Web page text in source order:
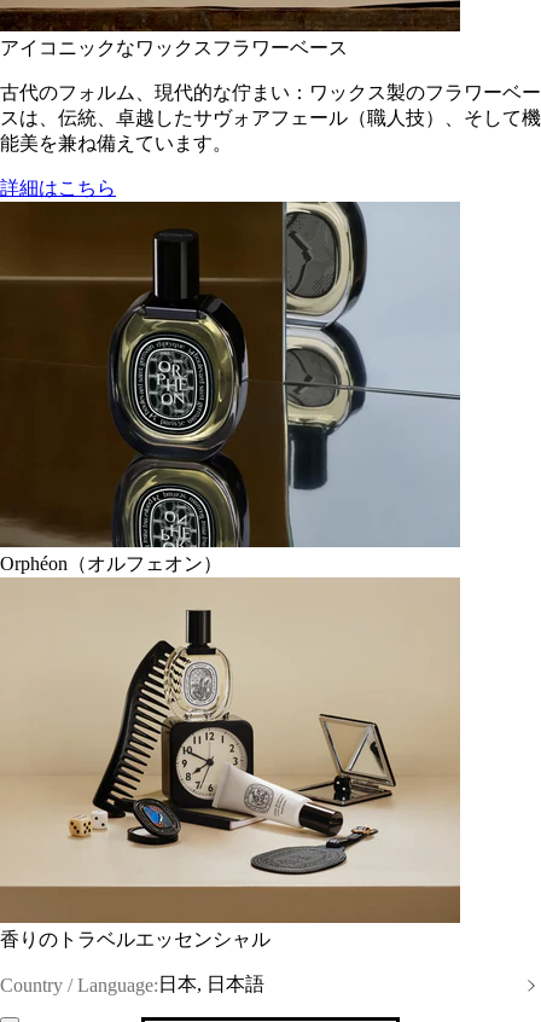
アイコニックなワックスフラワーベース
古代のフォルム、現代的な佇まい：ワックス製のフラワーベー
スは、伝統、卓越したサヴォアフェール（職人技）、そして機
能美を兼ね備えています。
詳細はこちら
Orphéon（オルフェオン）
香りのトラベルエッセンシャル
Country / Language: 日本, 日本語